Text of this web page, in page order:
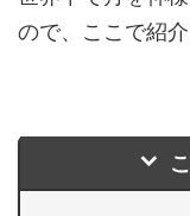
ので、ここで紹